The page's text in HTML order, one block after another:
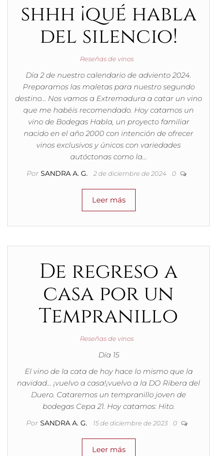
shhh ¡qué habla
del silencio!
Reseñas de vinos
Día 2 de nuestro calendario de adviento 2024.
Preparamos las maletas para nuestro segundo
destino… Nos vamos a Extremadura a catar un vino
que me habéis recomendado. Hoy catamos un
vino de Bodegas Habla, un proyecto familiar
nacido en el año 2000 con intención de ofrecer
vinos exclusivos y únicos con variedades
autóctonas como la…
Por SANDRA A. G. 2 de diciembre de 2024 0
Leer más
De regreso a
casa por un
Tempranillo
Reseñas de vinos
Día 15
El vino de la cata de hoy hace lo mismo que la
navidad… ¡vuelvo a casa!¡vuelvo a la DO Ribera del
Duero. Cataremos un tempranillo joven de
bodegas Cepa 21. Hoy catamos: Hito.
Por SANDRA A. G. 15 de diciembre de 2023 0
Leer más